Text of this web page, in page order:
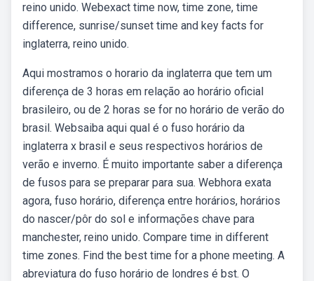
reino unido. Webexact time now, time zone, time
difference, sunrise/sunset time and key facts for
inglaterra, reino unido.
Aqui mostramos o horario da inglaterra que tem um
diferença de 3 horas em relação ao horário oficial
brasileiro, ou de 2 horas se for no horário de verão do
brasil. Websaiba aqui qual é o fuso horário da
inglaterra x brasil e seus respectivos horários de
verão e inverno. É muito importante saber a diferença
de fusos para se preparar para sua. Webhora exata
agora, fuso horário, diferença entre horários, horários
do nascer/pôr do sol e informações chave para
manchester, reino unido. Compare time in different
time zones. Find the best time for a phone meeting. A
abreviatura do fuso horário de londres é bst. O